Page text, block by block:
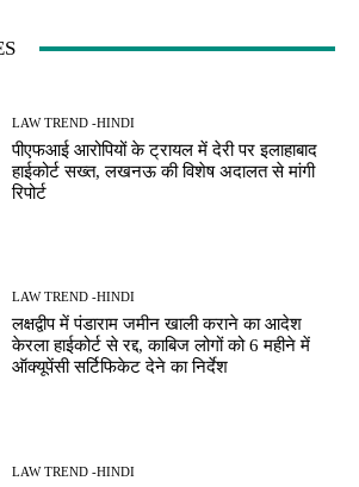
LAW TREND -HINDI
पीएफआई आरोपियों के ट्रायल में देरी पर इलाहाबाद
हाईकोर्ट सख्त, लखनऊ की विशेष अदालत से मांगी
रिपोर्ट
LAW TREND -HINDI
लक्षद्वीप में पंडाराम जमीन खाली कराने का आदेश
केरला हाईकोर्ट से रद्द, काबिज लोगों को 6 महीने में
ऑक्यूपेंसी सर्टिफिकेट देने का निर्देश
LAW TREND -HINDI